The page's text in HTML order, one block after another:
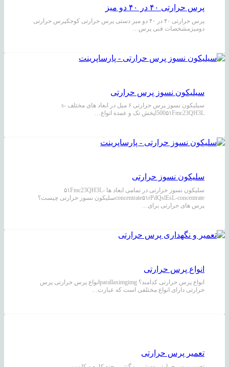
پرس حرارتی ۴۰ در ۴۰ دو میز
پرس حرارتی ۴۰ در ۴۰ دو میز دستی پرس حرارتی کوجکپرس حرارتی
دومیزمشخصات فنی پرس…
سیلیکون نسوز پرس حرارتی
سیلیکون نسوز پرس حرارتی ۶ میل در ابعاد های مختلف s-
l500۵۱Fmc23QH3Lپخش تک و عمده انواع…
سلیکون نسوز حرارتی
سلیکون نسوز حرارتی در تمامی ابعاد ها ۵۱Fmc23QH3L-
concentrate۵۱rPdQslEsL-concentrateسلیکون نسوز حرارتی چیست؟
پرس های حرارتی برای…
انواع پرس حرارتی
انواع پرس حرارتی کدامند؟ parallaximgimgانواع پرس حرارتی پرس
حرارتی دارای انواع مختلفی است که عبارت…
تعمیر پرس حرارتی